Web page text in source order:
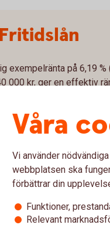
exempelränta på 6,19
000 kr, ger en effektiv
återbetalningstid på
löptid är 210 483 kr.
kr. Vid utbetalning
Nyckelkund). Aviavgift 0
skulden i tid riskerar
bostad, teckna
Våra
Vi använder
webbplatsen ska
förbättrar din
Funktioner,
Relevant